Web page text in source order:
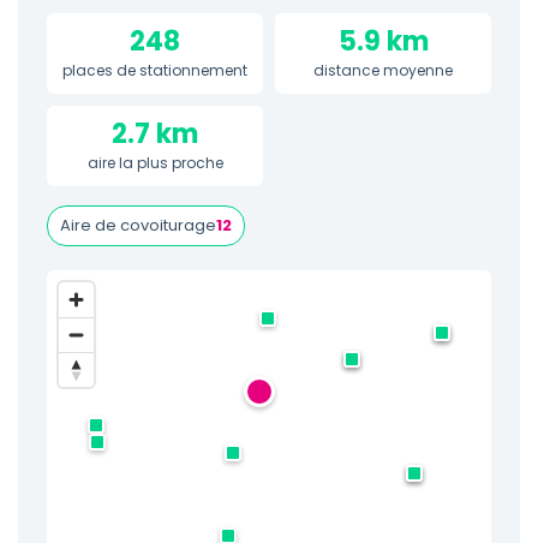
248
places de stationnement
5.9 km
distance moyenne
2.7 km
aire la plus proche
Aire de covoiturage12